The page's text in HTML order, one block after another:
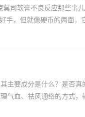
莫司软膏不良反应那些
手，但就像硬币的两面，
主要成分是什么？是否
气血、祛风通络的方式，